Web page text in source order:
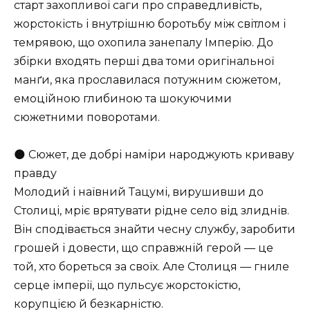
старт захопливої саги про справедливість,
жорстокість і внутрішню боротьбу між світлом і
темрявою, що охопила занепалу Імперію. До
збірки входять перші два томи оригінальної
манґи, яка прославилася потужним сюжетом,
емоційною глибиною та шокуючими
сюжетними поворотами.
🌑 Сюжет, де добрі наміри народжують криваву
правду
Молодий і наївний Тацумі, вирушивши до
Столиці, мріє врятувати рідне село від злиднів.
Він сподівається знайти чесну службу, заробити
грошей і довести, що справжній герой — це
той, хто бореться за своїх. Але Столиця — гниле
серце імперії, що пульсує жорстокістю,
корупцією й безкарністю.